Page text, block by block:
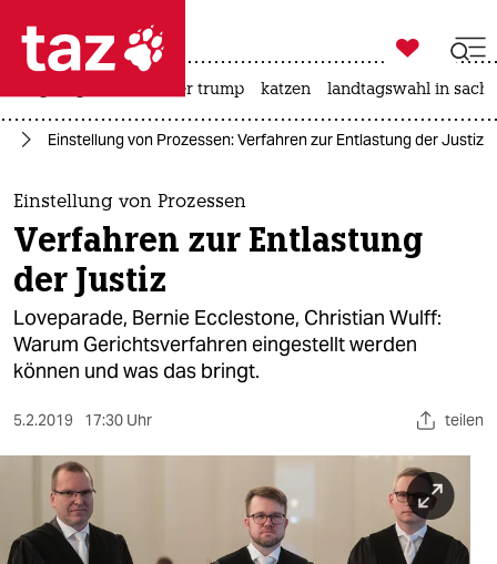
 taz zahl ich
taz zahl ich
themen
politik
öko
gesellschaft
sport
berlin
nord

taz zahl ich
usa unter trump katzen landtagswahl in
Einstellung von Prozessen: Verfahren zur Entlastung der Justiz
Einstellung von Prozessen
Verfahren zur Entlastung
der Justiz
Loveparade, Bernie Ecclestone, Christian Wulff:
Warum Gerichtsverfahren eingestellt werden
können und was das bringt.
5.2.2019 17:30 Uhr teilen